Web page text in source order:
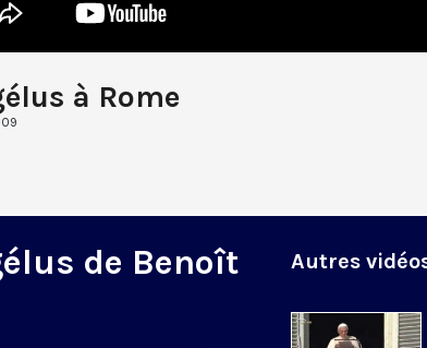
à Rome
de Benoît
Autres